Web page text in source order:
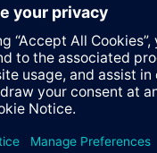
stainless steel protection